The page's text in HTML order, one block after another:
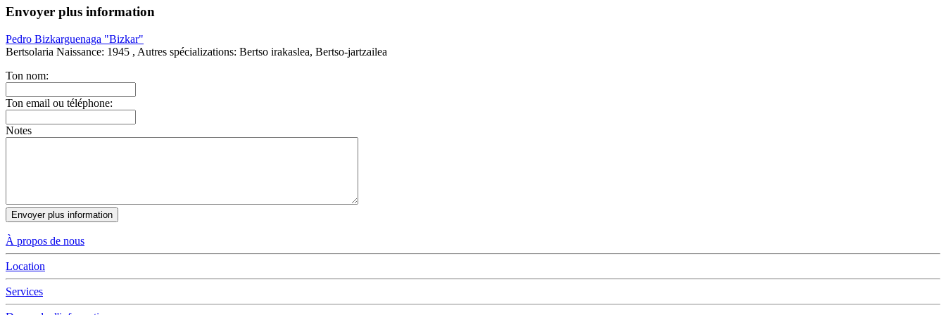
Envoyer plus information
Pedro Bizkarguenaga "Bizkar"
Bertsolaria Naissance: 1945 , Autres spécializations: Bertso irakaslea, Bertso-jartzailea
Ton nom:
Ton email ou téléphone:
Notes
À propos de nous
Location
Services